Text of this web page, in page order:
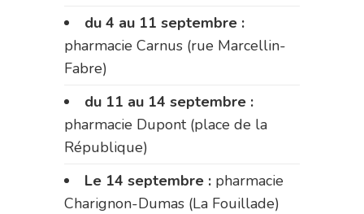
du 4 au 11 septembre :
pharmacie Carnus (rue Marcellin-
Fabre)
du 11 au 14 septembre :
pharmacie Dupont (place de la
République)
Le 14 septembre : pharmacie
Charignon-Dumas (La Fouillade)